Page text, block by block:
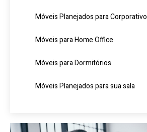
Móveis Planejados para Corporativo
Móveis para Home Office
Móveis para Dormitórios
Móveis Planejados para sua sala